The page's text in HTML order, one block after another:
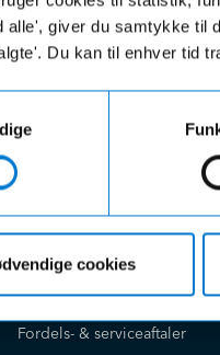
alle', giver du samtykke til
Du kan til enhver tid
cookies
afdelinger uanset
Bliv klogere på
Brugte biler
Nye biler
Fordels- & serviceaftaler